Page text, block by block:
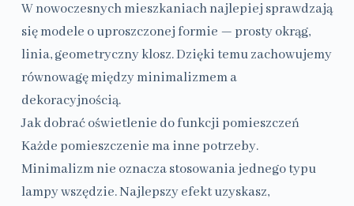
W nowoczesnych mieszkaniach najlepiej sprawdzają
się modele o uproszczonej formie — prosty okrąg,
linia, geometryczny klosz. Dzięki temu zachowujemy
równowagę między minimalizmem a
dekoracyjnością.
Jak dobrać oświetlenie do funkcji pomieszczeń
Każde pomieszczenie ma inne potrzeby.
Minimalizm nie oznacza stosowania jednego typu
lampy wszędzie. Najlepszy efekt uzyskasz,